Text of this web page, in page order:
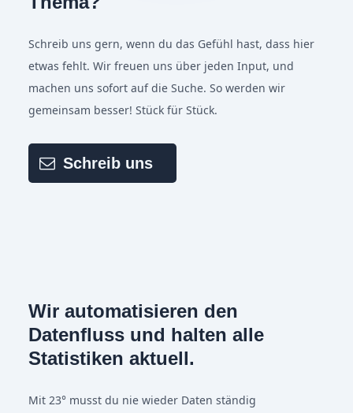
Schreib uns gern, wenn du das Gefühl hast, dass hier
etwas fehlt. Wir freuen uns über jeden Input, und
machen uns sofort auf die Suche. So werden wir
gemeinsam besser! Stück für Stück.
Schreib uns
Wir automatisieren den
Datenfluss und halten alle
Statistiken aktuell.
Mit 23° musst du nie wieder Daten ständig